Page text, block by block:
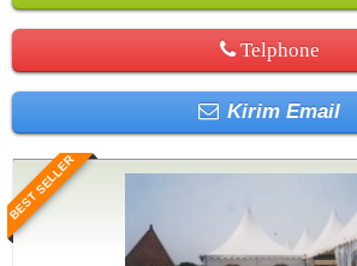
Telphone
Kirim Email
BEST SELLER